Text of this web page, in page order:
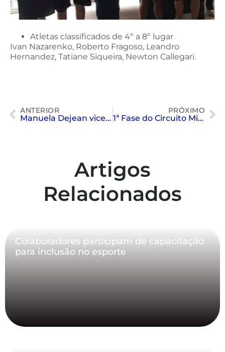
Atletas classificados de 4º a 8º lugar
Ivan Nazarenko, Roberto Fragoso, Leandro
Hernandez, Tatiane Siqueira, Newton Callegari.
ANTERIOR
Manuela Dejean vice-campeã na PlayTennis.
PRÓXIMO
1ª Fase do Circuito Mirim de Natação
Artigos
Relacionados
Colaboradores participam de capacitação
para inclusão no esporte